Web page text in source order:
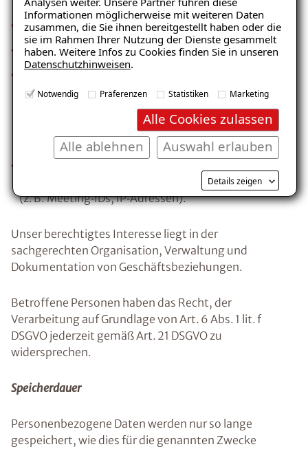
Informationen möglicherweise mit weiteren Daten
zusammen, die Sie ihnen bereitgestellt haben oder die
sie im Rahmen Ihrer Nutzung der Dienste gesammelt
haben. Weitere Infos zu Cookies finden Sie in unseren
Datenschutzhinweisen.
Notwendig Präferenzen Statistiken Marketing
Alle Cookies zulassen
Auswahl erlauben
Alle ablehnen
Details zeigen
geschäftliche Kontaktdaten,
Kommunikations‑ und Korrespondenzdaten,
Zusatzinformationen (z. B. Kommunikations‑ und
Entscheidungsstil, projektbezogene Präferenzen
sowie vertriebsrelevante Zusatzinformationen),
jeweils mit unmittelbarem geschäftlichem Bezug,
Nutzung unserer IT‑ und Kommunikationssysteme
(z. B. Meeting‑IDs, IP‑Adressen).
Unser berechtigtes Interesse liegt in der
sachgerechten Organisation, Verwaltung und
Dokumentation von Geschäftsbeziehungen.
Betroffene Personen haben das Recht, der
Verarbeitung auf Grundlage von Art. 6 Abs. 1 lit. f
DSGVO jederzeit gemäß Art. 21 DSGVO zu
widersprechen.
Speicherdauer
Personenbezogene Daten werden nur so lange
gespeichert, wie dies für die genannten Zwecke